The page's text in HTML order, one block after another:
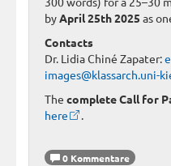
byApril 25th 2025 as
Contacts
Dr. Lidia Chiné Zapater:
images@klassarch.uni-
The complete Call for
here
.
0 Kommentare